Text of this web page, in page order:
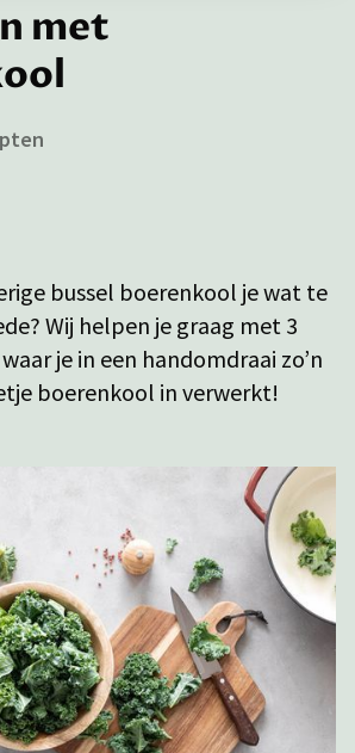
met
bussel boerenkool je wat te
Wij helpen je graag met 3
je in een handomdraai zo’n
boerenkool in verwerkt!